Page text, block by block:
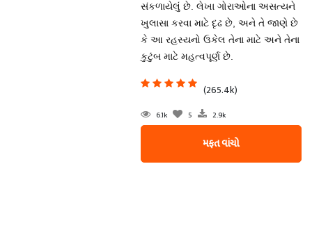
સંકળાયેલું છે. લેખા ગોરાઓના અસત્યને
ખુલાસા કરવા માટે દૃઢ છે, અને તે જાણે છે
કે આ રહસ્યનો ઉકેલ તેના માટે અને તેના
કુટુંબ માટે મહત્વપૂર્ણ છે.
(265.4k)
6.1k 5 2.9k
મફત વાંચો